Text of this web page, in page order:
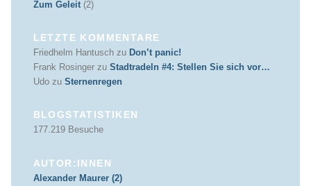
Zum Geleit(2)
LETZTE KOMMENTARE
Friedhelm Hantuschzu Don’t panic!
Frank Rosingerzu Stadtradeln #4: Stellen Sie sich vor…
Udozu Sternenregen
BLOGSTATISTIKEN
177.219 Besuche
AUTOR:INNEN
Alexander Maurer (2)